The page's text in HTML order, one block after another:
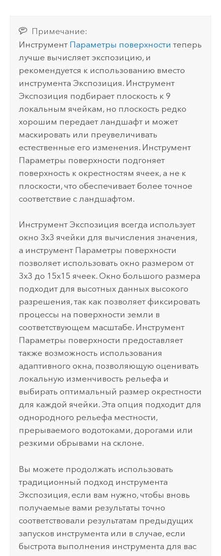
Примечание:
Инструмент Параметры поверхности теперь
лучше вычисляет экспозицию, и
рекомендуется к использованию вместо
инструментаЭкспозиция. Инструмент
Экспозиция подбирает плоскость к 9
локальным ячейкам, но плоскость редко
хорошим передает ландшафт и может
маскировать или преувеличивать
естественные его изменения. Инструмент
Параметры поверхности подгоняет
поверхность к окрестностям ячеек, а не к
плоскости, что обеспечивает более точное
соответствие с ландшафтом.
ИнструментЭкспозиция всегда использует
окно 3x3 ячейки для вычисления значения,
а инструмент Параметры поверхности
позволяет использовать окно размером от
3x3 до 15x15 ячеек. Окно большого размера
подходит для высотных данных высокого
разрешения, так как позволяет фиксировать
процессы на поверхности земли в
соответствующем масштабе. Инструмент
Параметры поверхности предоставляет
также возможность использования
адаптивного окна, позволяющую оценивать
локальную изменчивость рельефа и
выбирать оптимальный размер окрестности
для каждой ячейки. Эта опция подходит для
однородного рельефа местности,
прерываемого водотоками, дорогами или
резкими обрывами на склоне.
Вы можете продолжать использовать
традиционный подход инструмента
Экспозиция, если вам нужно, чтобы вновь
получаемые вами результаты точно
соответствовали результатам предыдущих
запусков инструмента или в случае, если
быстрота выполнения инструмента для вас